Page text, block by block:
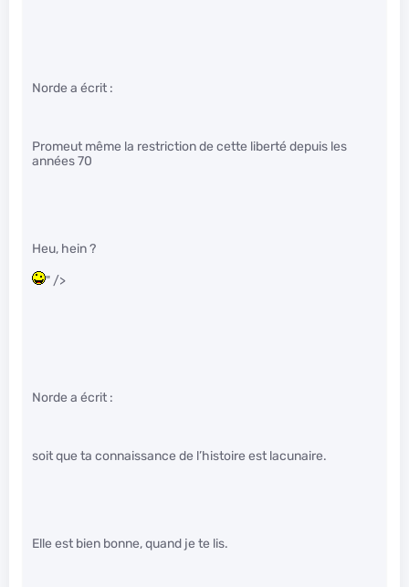
Norde a écrit :
Promeut même la restriction de cette liberté depuis les
années 70
Heu, hein ?
" />
Norde a écrit :
soit que ta connaissance de l’histoire est lacunaire.
Elle est bien bonne, quand je te lis.